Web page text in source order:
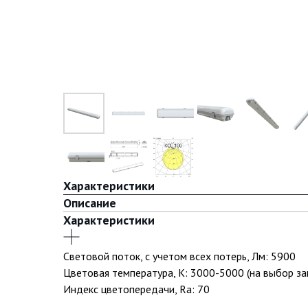
Характеристики
Описание
Характеристики
Световой поток, с учетом всех потерь, Лм: 5900
Цветовая температура, К: 3000-5000 (на выбор
Индекс цветопередачи, Ra: 70